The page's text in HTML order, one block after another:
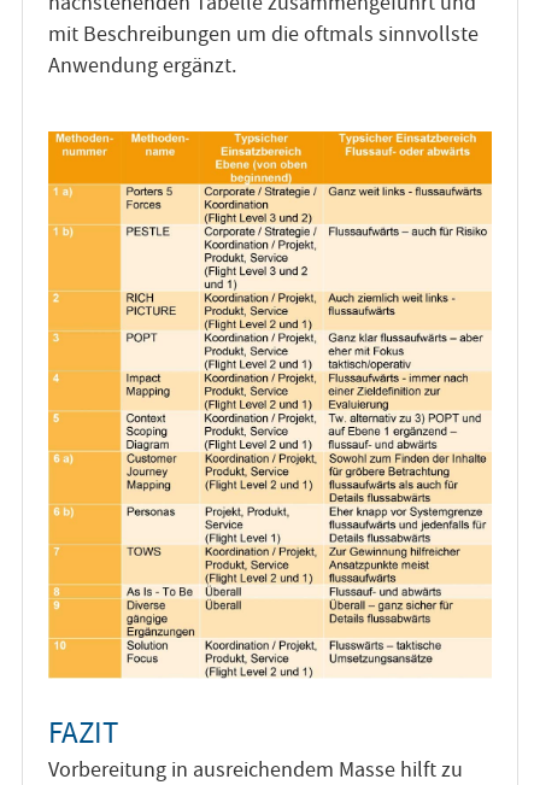
mit Beschreibungen um die oftmals sinnvollste
Anwendung ergänzt.
FAZIT
Vorbereitung in ausreichendem Masse hilft zu